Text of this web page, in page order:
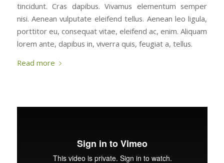
tincidunt. Cras dapibus. Vivamus elementum semper
nisi. Aenean vulputate eleifend tellus. Aenean leo ligula,
porttitor eu, consequat vitae, eleifend ac, enim. Aliquam
lorem ante, dapibus in, viverra quis, feugiat a, tellus.
Read more